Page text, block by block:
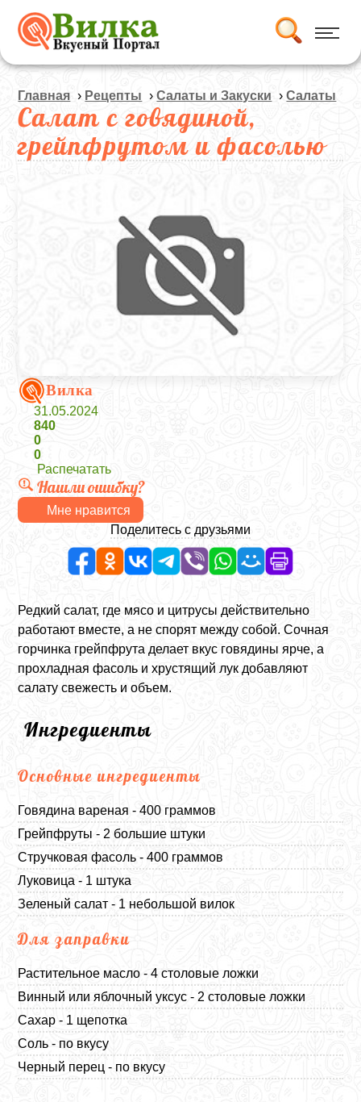
Главная › Рецепты ›Салаты и Закуски ›Салаты
Салат с говядиной,
грейпфрутом и фасолью
Вилка
31.05.2024
840
0
0
Распечатать
Нашли ошибку?
Мне нравится
Поделитесь с друзьями
Редкий салат, где мясо и цитрусы действительно
работают вместе, а не спорят между собой. Сочная
горчинка грейпфрута делает вкус говядины ярче, а
прохладная фасоль и хрустящий лук добавляют
салату свежесть и объем.
Ингредиенты
Основные ингредиенты
Говядина вареная - 400 граммов
Грейпфруты - 2 большие штуки
Стручковая фасоль - 400 граммов
Луковица - 1 штука
Зеленый салат - 1 небольшой вилок
Для заправки
Растительное масло - 4 столовые ложки
Винный или яблочный уксус - 2 столовые ложки
Сахар - 1 щепотка
Соль - по вкусу
Черный перец - по вкусу